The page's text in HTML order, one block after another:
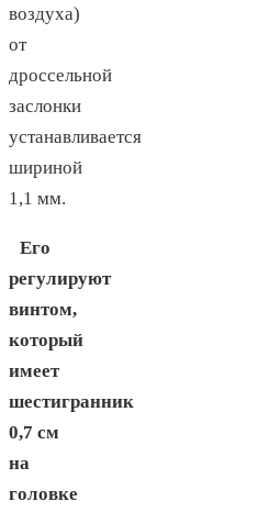
воздуха)
от
дроссельной
заслонки
устанавливается
шириной
1,1 мм.
Его
регулируют
винтом,
который
имеет
шестигранник
0,7 см
на
головке